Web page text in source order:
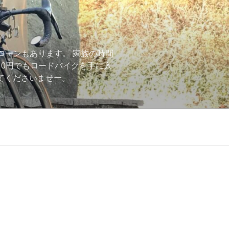
ーンもあります。 家族の時間
円でもロードバイクを手に入
くださいませー。